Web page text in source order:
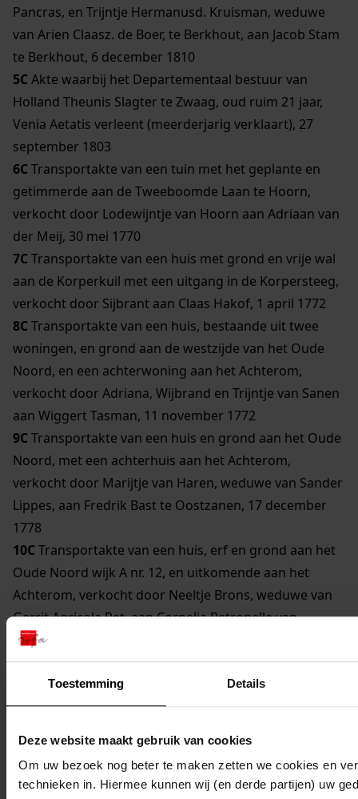
Toestemming Details
Deze website maakt gebruik van cookies
Om uw bezoek nog beter te maken zetten we cookies en
technieken in. Hiermee kunnen wij (en derde partijen) uw
Pancras, en Trijntje Hermanusd. Kruisman, weduwe
van Arien Claasz. de Boer, te Berkhout, aan Jacob Stam
te Berkhout, 6 december 1810
5C Akte waarbij het Departementaal bestuur van
Holland Theunis Slagter te Zwaag, oud ruim 21 jaar,
Venia Aetatis verleent (meerderjarig verklaart), 27
september 1803
6C Transportakte van een tuin met het geplante en
getimmerde aan de Tweeboomde Laan te Hoorn,
verkocht door Lodewijntje van Hoorn aan Adriaan van
der Meij, 30 mei 1770
7C Transportakte van een huis met grond en vrije wal
aan de Korperkuil met een uitgang in de Korpersteeg,
verkocht door Sijbrant aan Claas Hakof, 1 april 1772
8C Transportakte van een huis, bestaande uit twee
woningen, en grond aan de westzijde van het Oude
Noord, en een achterwoning aan het Achterom,
verkocht door Adriana, Wijbrand en Trijntje van Sanen
aan Wiggert Tasman, 11 november 1772
9C Transportakte van een huis en grond aan het Oude
Noord, met een achterhuis aan het Achterom,
verkocht door Marijtje van Haren, weduwe van Sander
Lippes, aan Fredrik Bast te Oostzanen, 17 december
1778
10C Transportakte van een huis, erf en grond aan het
Oude Noord wijk A nr. 12, en uitkomende aan het
Achterom, verkocht door Neeltje Brons, weduwe van
Gerrit Agricola Pet, aan Cornelia Petronella van
Loosen, echtgenote van Samuel Snouck van Loosen, te
Enkhuizen, 16 mei 1828
Transportakte van een stal aan de westzijde van
het Achterom, verkocht door Anthony Waardenburgh
Transportakte van een pakhuis en grond op de
hoek van de Vrouwesteeg, verkocht door Jan Edingh